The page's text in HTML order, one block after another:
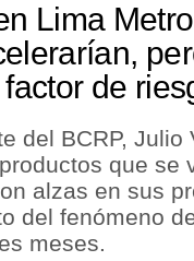
Lima
de
del BCRP, Julio
que se
alzas en sus
del fenómeno
meses.